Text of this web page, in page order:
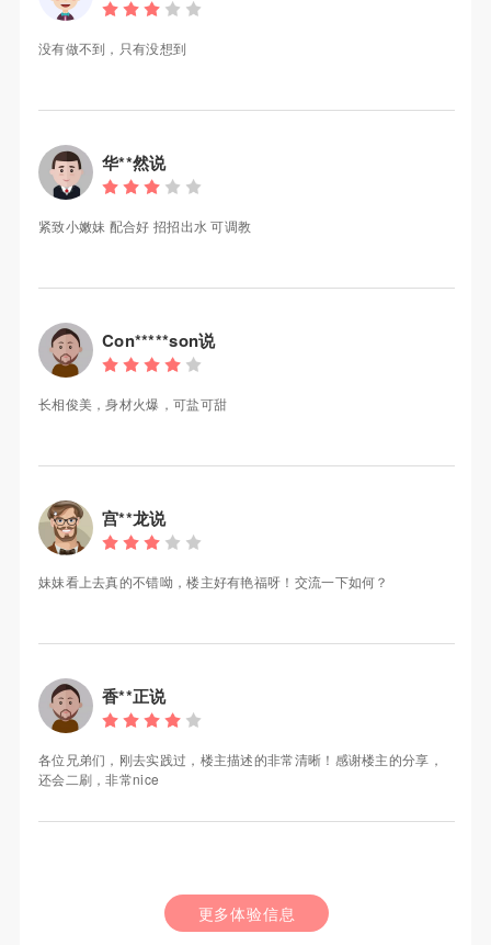
没有做不到，只有没想到
华**然说
紧致小嫩妹 配合好 招招出水 可调教
Con*****son说
长相俊美，身材火爆，可盐可甜
宫**龙说
妹妹看上去真的不错呦，楼主好有艳福呀！交流一下如何？
香**正说
各位兄弟们，刚去实践过，楼主描述的非常清晰！感谢楼主的分享，
还会二刷，非常nice
更多体验信息